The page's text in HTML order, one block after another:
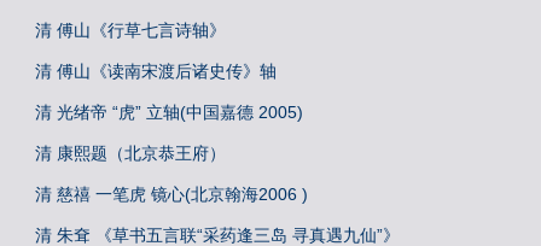
清 傅山《行草七言诗轴》
清 傅山《读南宋渡后诸史传》轴
清 光绪帝 “虎” 立轴(中国嘉德 2005)
清 康熙题（北京恭王府）
清 慈禧 一笔虎 镜心(北京翰海2006 )
清 朱耷 《草书五言联“采药逢三岛 寻真遇九仙”》